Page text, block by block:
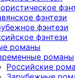
фэнтези
фэнтези
фэнтези
романы
романы
Российские